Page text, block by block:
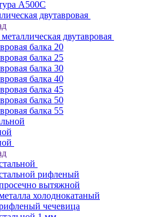
А500С
двутавровая
двутавровая
балка 20
балка 25
балка 30
балка 40
балка 45
балка 50
балка 55
рифленый
вытяжной
холоднокатаный
чечевица